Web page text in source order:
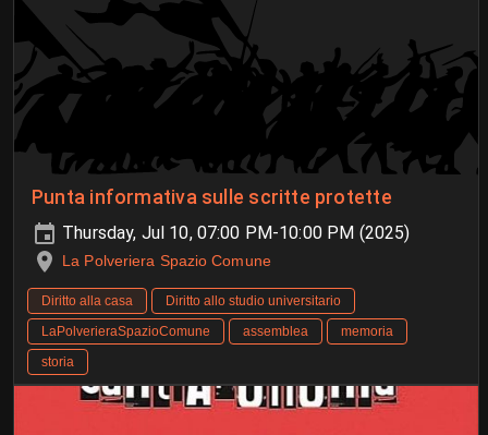
Punta informativa sulle scritte protette
Thursday, Jul 10, 07:00 PM-10:00 PM (2025)
La Polveriera Spazio Comune
Diritto alla casa
Diritto allo studio universitario
LaPolverieraSpazioComune
assemblea
memoria
storia